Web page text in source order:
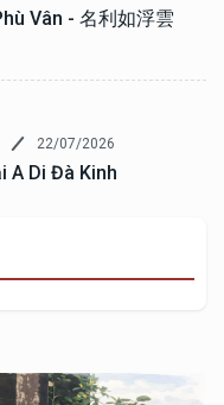
Vân - 名利如浮雲
22/07/2026
A Di Đà Kinh